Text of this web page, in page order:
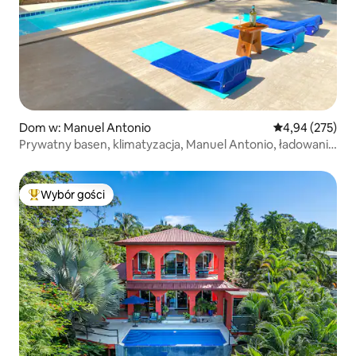
Dom w: Manuel Antonio Średnia
4,94 (275)
Prywatny basen, klimatyzacja, Manuel Antonio, ładowanie
Najpopularniejsze z kategorii Wybór gości
Wybór gości